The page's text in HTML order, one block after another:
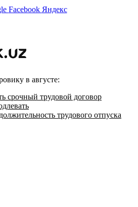
Facebook Яндекс
в августе:
срочный трудовой договор
трудового отпуска